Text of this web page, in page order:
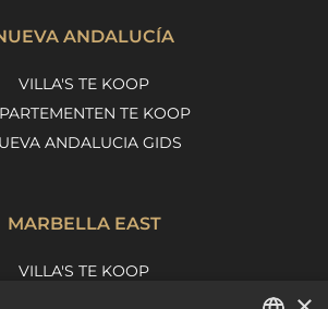
ANDALUCÍA
VILLA'S TE KOOP
TE KOOP
ANDALUCIA GIDS
MARBELLA EAST
VILLA'S TE KOOP